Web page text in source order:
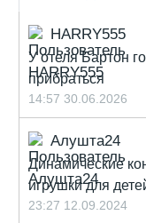
HARRY555
У отеля Бартон
прибраться
14:57 30.06.2026
Алушта24
Динамические
игрушки для
23:27 12.09.2024